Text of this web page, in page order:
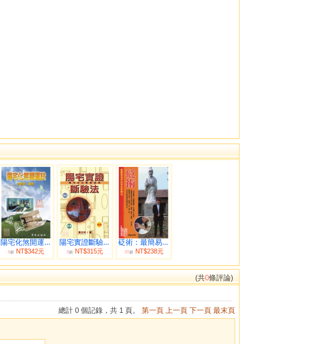
陽宅化煞開運...
9折 NT$342元
陽宅實證斷驗...
9折 NT$315元
砭術：最簡易...
95折NT$238元
(共0條評論)
總計 0 個記錄，共 1 頁。 第一頁 上一頁 下一頁 最末頁